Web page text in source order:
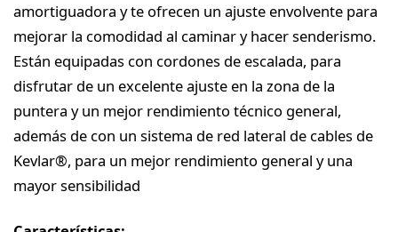
amortiguadora y te ofrecen un ajuste envolvente para
mejorar la comodidad al caminar y hacer senderismo.
Están equipadas con cordones de escalada, para
disfrutar de un excelente ajuste en la zona de la
puntera y un mejor rendimiento técnico general,
además de con un sistema de red lateral de cables de
Kevlar®, para un mejor rendimiento general y una
mayor sensibilidad